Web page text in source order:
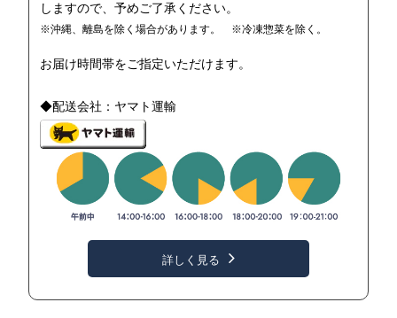
しますので、予めご了承ください。
※沖縄、離島を除く場合があります。 ※冷凍惣菜を除く。
お届け時間帯をご指定いただけます。
◆配送会社：ヤマト運輸
詳しく見る